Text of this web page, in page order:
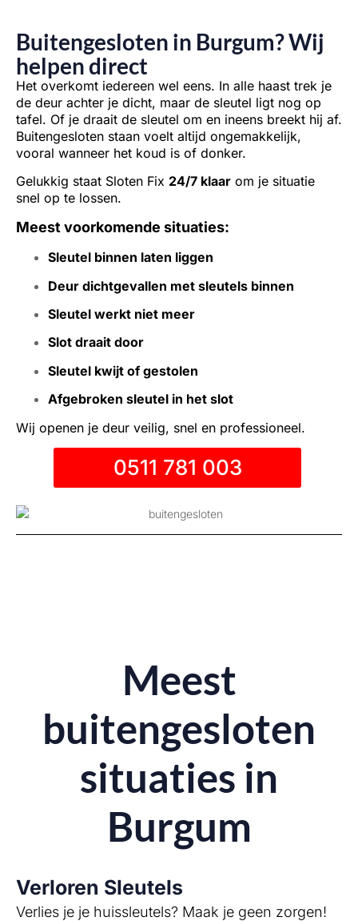
Buitengesloten in Burgum? Wij
helpen direct
Het overkomt iedereen wel eens. In alle haast trek je
de deur achter je dicht, maar de sleutel ligt nog op
tafel. Of je draait de sleutel om en ineens breekt hij af.
Buitengesloten staan voelt altijd ongemakkelijk,
vooral wanneer het koud is of donker.
Gelukkig staat Sloten Fix 24/7 klaar om je situatie
snel op te lossen.
Meest voorkomende situaties:
Sleutel binnen laten liggen
Deur dichtgevallen met sleutels binnen
Sleutel werkt niet meer
Slot draait door
Sleutel kwijt of gestolen
Afgebroken sleutel in het slot
Wij openen je deur veilig, snel en professioneel.
0511 781 003
Meest
buitengesloten
situaties in
Burgum
Verloren Sleutels
Verlies je je huissleutels? Maak je geen zorgen!